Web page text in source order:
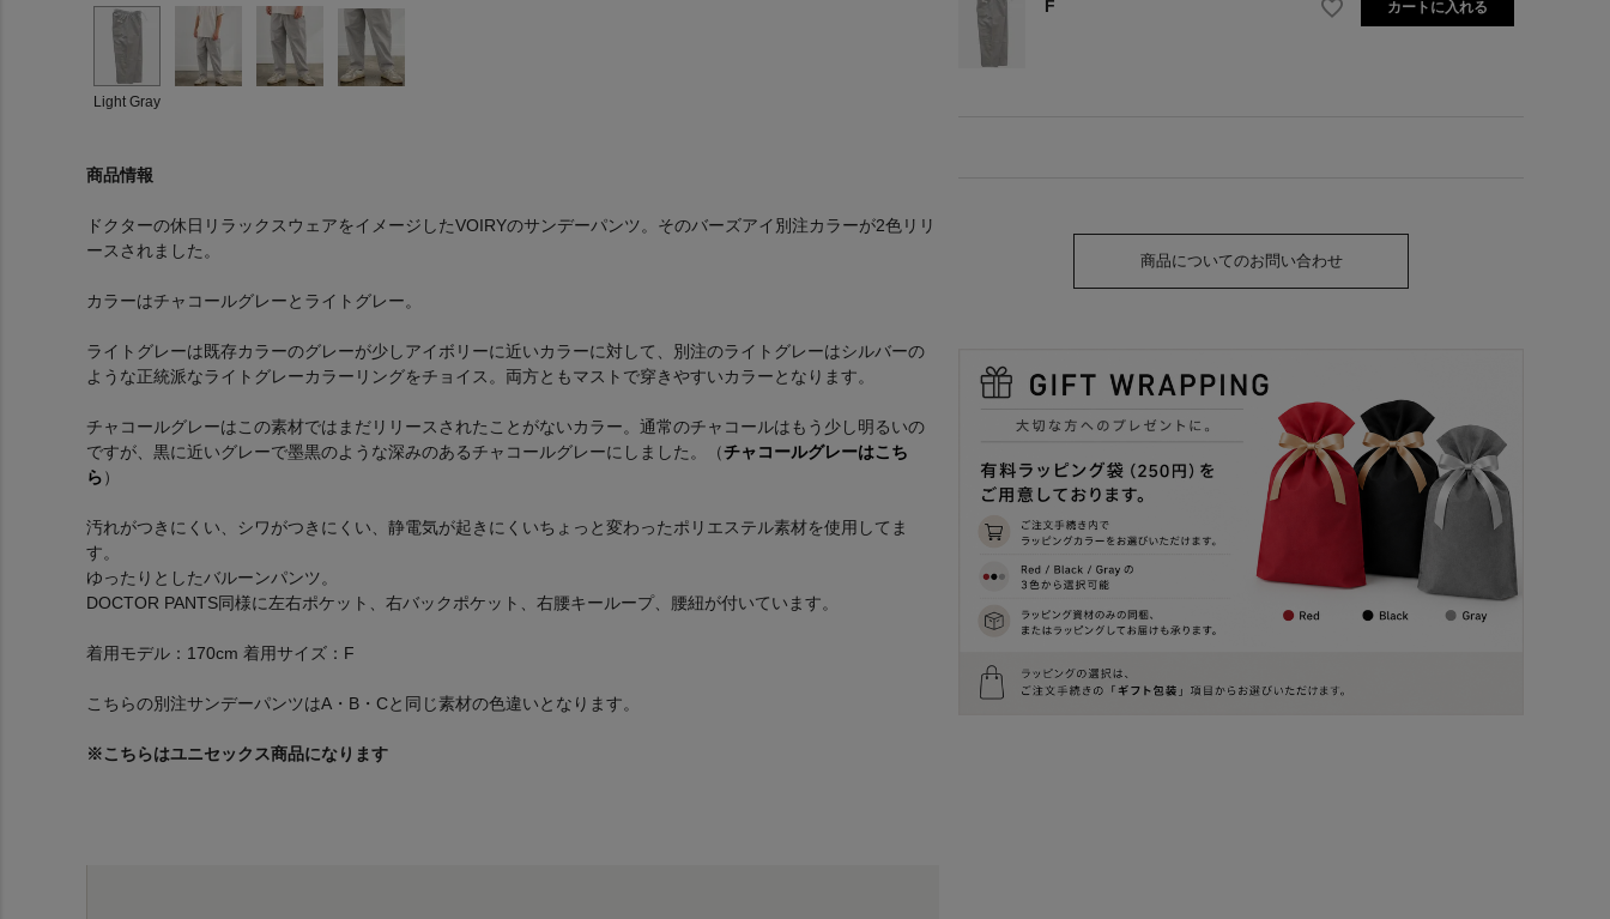
Light Gray
商品情報
ドクターの休日リラックスウェアをイメージしたVOIRYのサンデーパンツ。そのバーズアイ別注カラーが2色リリ
ースされました。
カラーはチャコールグレーとライトグレー。
ライトグレーは既存カラーのグレーが少しアイボリーに近いカラーに対して、別注のライトグレーはシルバーの
ような正統派なライトグレーカラーリングをチョイス。両方ともマストで穿きやすいカラーとなります。
チャコールグレーはこの素材ではまだリリースされたことがないカラー。通常のチャコールはもう少し明るいの
ですが、黒に近いグレーで墨黒のような深みのあるチャコールグレーにしました。（チャコールグレーはこち
ら）
汚れがつきにくい、シワがつきにくい、静電気が起きにくいちょっと変わったポリエステル素材を使用してま
す。
ゆったりとしたバルーンパンツ。
DOCTOR PANTS同様に左右ポケット、右バックポケット、右腰キーループ、腰紐が付いています。
着用モデル：170cm 着用サイズ：F
こちらの別注サンデーパンツはA・B・Cと同じ素材の色違いとなります。
※こちらはユニセックス商品になります
F カートに入れる
商品についてのお問い合わせ